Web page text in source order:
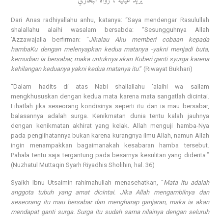
Dari Anas radhiyallahu anhu, katanya: “Saya mendengar Rasulullah
shalallahu alaihi wasalam bersabda: “Sesungguhnya Allah
‘Azzawajalla berfirman: “Jikalau Aku memberi cobaan kepada
hambaKu dengan melenyapkan kedua matanya -yakni menjadi buta,
kemudian ia bersabar, maka untuknya akan Kuberi ganti syurga karena
kehilangan keduanya yakni kedua matanya itu.” (Riwayat Bukhari)
“Dalam hadits di atas Nabi shallallahu ‘alaihi wa sallam
mengkhususkan dengan kedua mata karena mata sangatlah dicintai.
Lihatlah jika seseorang kondisinya seperti itu dan ia mau bersabar,
balasannya adalah surga. Kenikmatan dunia tentu kalah jauhnya
dengan kenikmatan akhirat yang kelak. Allah menguji hamba-Nya
pada penglihatannya bukan karena kurangnya ilmu Allah, namun Allah
ingin menampakkan bagaimanakah kesabaran hamba tersebut.
Pahala tentu saja tergantung pada besarnya kesulitan yang diderita.”
(Nuzhatul Muttaqin Syarh Riyadhis Sholihin, hal. 36)
Syaikh Ibnu Utsaimin rahimahullah menasehatkan, “Mata itu adalah
anggota tubuh yang amat dicintai. Jika Allah mengambilnya dan
seseorang itu mau bersabar dan mengharap ganjaran, maka ia akan
mendapat ganti surga. Surga itu sudah sama nilainya dengan seluruh